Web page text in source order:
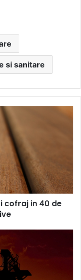
si sanitare
cofraj in 40 de